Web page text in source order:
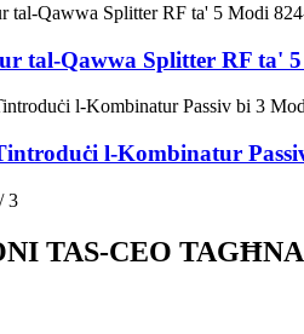
tal-Qawwa Splitter RF ta'
l-Kombinatur
3
TAS-CEO TAGĦNA